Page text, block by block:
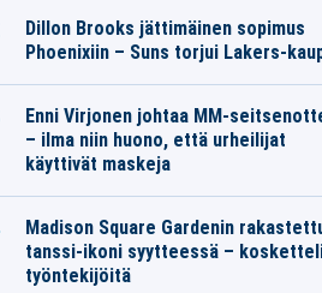
Dillon Brooks jättimäinen sopimus
Phoenixiin – Suns torjui Lakers-
Enni Virjonen johtaa MM-
– ilma niin huono, että urheilijat
käyttivät maskeja
Madison Square Gardenin
tanssi-ikoni syytteessä –
työntekijöitä